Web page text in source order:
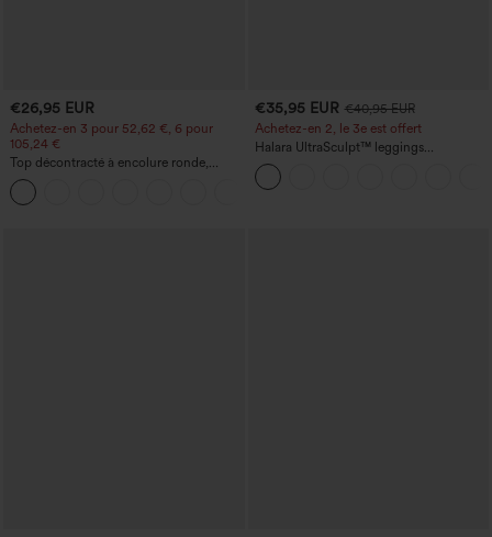
€26,95 EUR
Achetez-en 3 pour 52,62 €, 6 pour
105,24 €
Top décontracté à encolure ronde,
manches chauve-souris et coupe ample
€35,95 EUR €40,95 EUR
Achetez-en 2, le 3e est offert
Halara UltraSculpt™ leggings
d'entraînement taille haute — fronces
liftantes pour le fessier, maintien gainant
du ventre et poche